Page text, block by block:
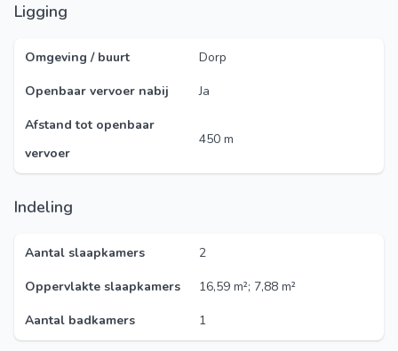
Ligging
Omgeving / buurt
Dorp
Openbaar vervoer nabij
Ja
Afstand tot openbaar
vervoer
450 m
Indeling
Aantal slaapkamers
2
Oppervlakte slaapkamers
16,59 m²; 7,88 m²
Aantal badkamers
1